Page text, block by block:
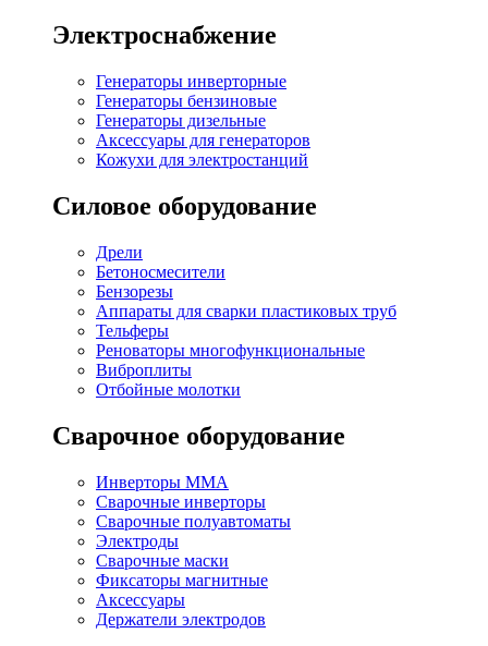
Электроснабжение
Генераторы инверторные
Генераторы бензиновые
Генераторы дизельные
Аксессуары для генераторов
Кожухи для электростанций
Силовое оборудование
Дрели
Бетоносмесители
Бензорезы
Аппараты для сварки пластиковых труб
Тельферы
Реноваторы многофункциональные
Виброплиты
Отбойные молотки
Сварочное оборудование
Инверторы MMA
Сварочные инверторы
Сварочные полуавтоматы
Электроды
Сварочные маски
Фиксаторы магнитные
Аксессуары
Держатели электродов